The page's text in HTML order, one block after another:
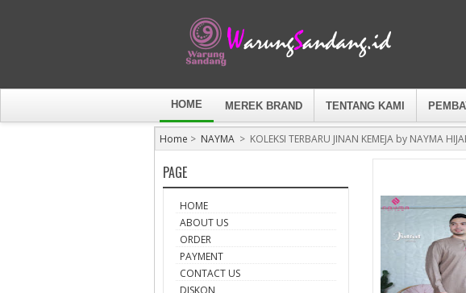
HOME MEREK BRAND TENTANG KAMI
Home > NAYMA > KOLEKSI TERBARU JINAN KEMEJA by NAYMA
PAGE
HOME
ABOUT US
ORDER
PAYMENT
CONTACT US
DISKON